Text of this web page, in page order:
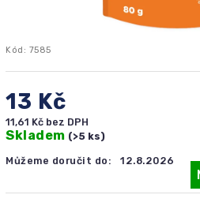
Kód: 7585
13 Kč
11,61 Kč bez DPH
Skladem (>5 ks)
Můžeme doručit do: 12.8.2026